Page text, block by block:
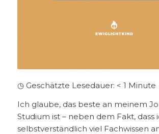
◷ Geschätzte Lesedauer: < 1 Minute
Ich glaube, das beste an meinem
Studium ist – neben dem Fakt, dass
selbstverständlich viel Fachwissen